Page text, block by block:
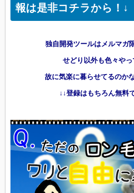
報は是非コチラから！↓
独自開発ツールはメルマガ
せどり以外も色々やっ
故に気楽に暮らせてるのか
↓↓登録はもちろん無料